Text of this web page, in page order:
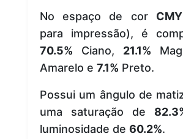
No espaço de cor
para impressão), é
70.5% Ciano, 21.1%
Amarelo e 7.1% Preto.
Possui um ângulo de
uma saturação de
luminosidade de 60.2%.